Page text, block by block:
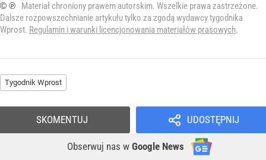
© ℗
Materiał chroniony prawem autorskim. Wszelkie prawa zastrzeżone.
Dalsze rozpowszechnianie artykułu tylko za zgodą wydawcy tygodnika
Wprost. Regulamin i warunki licencjonowania materiałów prasowych.
Tygodnik Wprost
UDOSTĘPNIJ
Obserwuj nas w Google News
SKOMENTUJ